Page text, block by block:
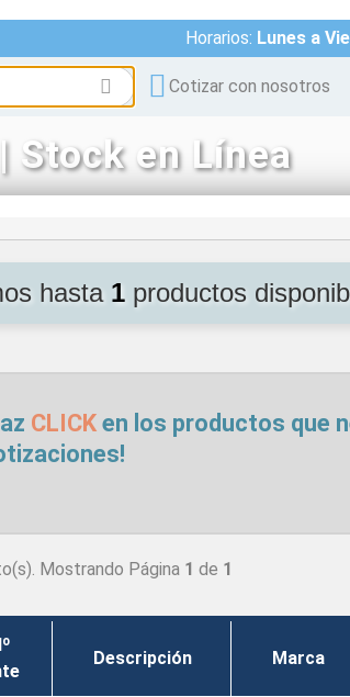
Horarios: Lunes a
Cotizar con nosotros
Stock en Línea
hasta 1 productos
CLICK en los productos que
Mostrando Página 1 de 1
Descripción Marca